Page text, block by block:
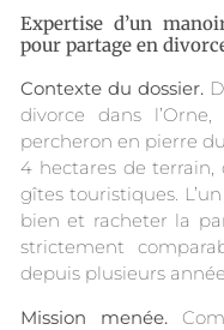
Expertise d’un
pour partage en
Contexte du dossier.
divorce dans
percheron en pierre du
4 hectares de
gîtes touristiques.
bien et racheter la
strictement
depuis plusieurs
Mission menée.